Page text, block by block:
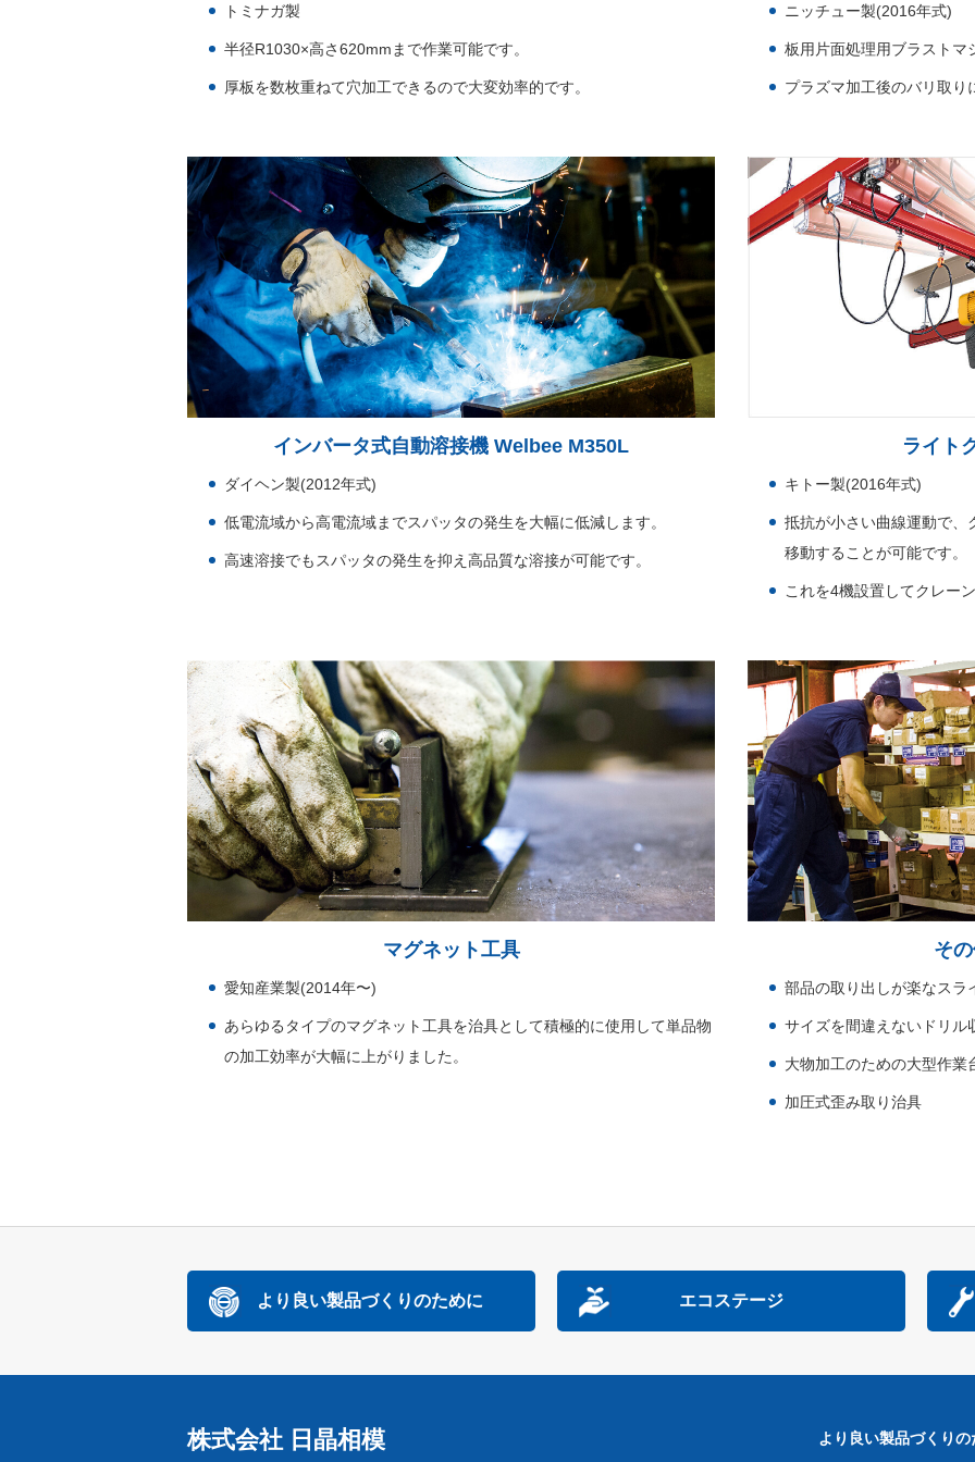
トミナガ製
半径R1030×高さ620mmまで作業可能です。
厚板を数枚重ねて穴加工できるので大変効率的です。
ニッチュー製(2016年式)
板用片面処理用ブラストマ
プラズマ加工後のバリ取り
インバータ式自動溶接機 Welbee M350L
ダイヘン製(2012年式)
低電流域から高電流域までスパッタの発生を大幅に低減します。
高速溶接でもスパッタの発生を抑え高品質な溶接が可能です。
ライト
キトー製(2016年式)
抵抗が小さい曲線運動で、
移動することが可能です。
これを4機設置してクレー
マグネット工具
愛知産業製(2014年〜)
あらゆるタイプのマグネット工具を治具として積極的に使用して単品物
の加工効率が大幅に上がりました。
そ
部品の取り出しが楽なスラ
サイズを間違えないドリル
大物加工のための大型作業
加圧式歪み取り治具
より良い製品づくりのために エコステージ
株式会社 日晶相模 より良い製品づくりの